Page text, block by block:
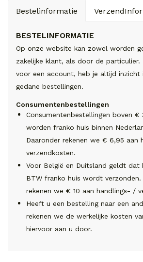
Bestelinformatie
BESTELINFORMATIE
Op onze website kan zowel worden
zakelijke klant, als door de particulier.
voor een account, heb je altijd inzicht
gedane bestellingen.
Consumentenbestellingen
Consumentenbestellingen boven €
worden franko huis binnen
Daaronder rekenen we € 6,95 aan
verzendkosten.
Voor België en Duitsland geldt dat
BTW franko huis wordt verzonden.
rekenen we € 10 aan handlings- /
Heeft u een bestelling naar een
rekenen we de werkelijke kosten
hiervoor aan u door.